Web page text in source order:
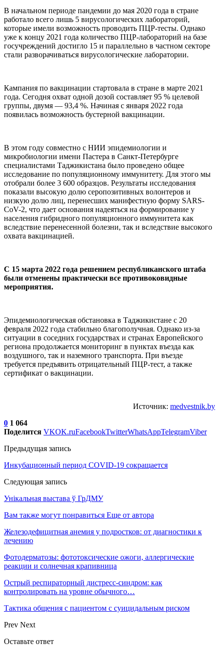
В начальном периоде пандемии до мая 2020 года в стране
работало всего лишь 5 вирусологических лабораторий,
которые имели возможность проводить ПЦР-тесты. Однако
уже к концу 2021 года количество ПЦР-лабораторий на базе
госучреждений достигло 15 и параллельно в частном секторе
стали разворачиваться вирусологические лаборатории.
Кампания по вакцинации стартовала в стране в марте 2021
года. Сегодня охват одной дозой составляет 95 % целевой
группы, двумя — 93,4 %. Начиная с января 2022 года
появилась возможность бустерной вакцинации.
В этом году совместно с НИИ эпидемиологии и
микробиологии имени Пастера в Санкт-Петербурге
специалистами Таджикистана было проведено общее
исследование по популяционному иммунитету. Для этого мы
отобрали более 3 600 образцов. Результаты исследования
показали высокую долю серопозитивных волонтеров и
низкую долю лиц, перенесших манифестную форму SARS-
CoV-2, что дает основания надеяться на формирование у
населения гибридного популяционного иммунитета как
вследствие перенесенной болезни, так и вследствие высокого
охвата вакцинацией.
С 15 марта 2022 года решением республиканского штаба
были отменены практически все противоковидные
мероприятия.
Эпидемиологическая обстановка в Таджикистане с 20
февраля 2022 года стабильно благополучная. Однако из-за
ситуации в соседних государствах и странах Европейского
региона продолжается мониторинг в пунктах въезда как
воздушного, так и наземного транспорта. При въезде
требуется предъявить отрицательный ПЦР-тест, а также
сертификат о вакцинации.
Источник: medvestnik.by
0 1 064
Поделится VKOK.ruFacebookTwitterWhatsAppTelegramViber
Предыдущая запись
Инкубационный период COVID-19 сокращается
Следующая запись
Унікальная выстава ў ГрДМУ
Вам также могут понравиться Еще от автора
Железодефицитная анемия у подростков: от диагностики к
лечению
Фотодерматозы: фототоксические ожоги, аллергические
реакции и солнечная крапивница
Острый респираторный дистресс-синдром: как
контролировать на уровне обычного…
Тактика общения с пациентом с суицидальным риском
Prev Next
Оставьте ответ